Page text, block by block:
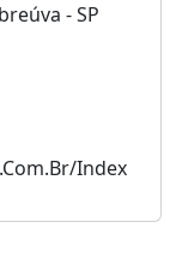
- SP
Index